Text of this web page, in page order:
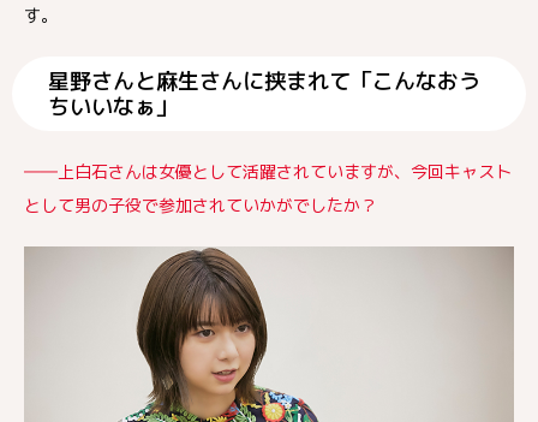
す。
星野さんと麻生さんに挟まれて「こんなおう
ちいいなぁ」
――上白石さんは女優として活躍されていますが、今回キャスト
として男の子役で参加されていかがでしたか？